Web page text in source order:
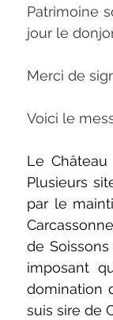
Patrimoine
jour le
Merci de
Voici le
Le
Plusieurs
par le
de
imposant
domination
suis sire de